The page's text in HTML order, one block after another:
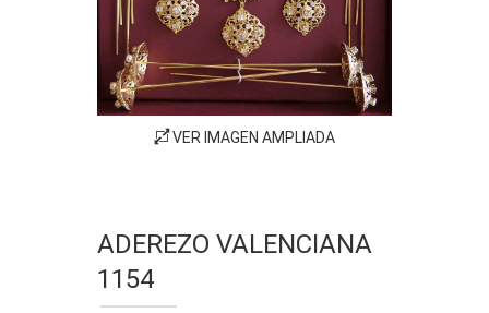
VER IMAGEN AMPLIADA
ADEREZO VALENCIANA
1154